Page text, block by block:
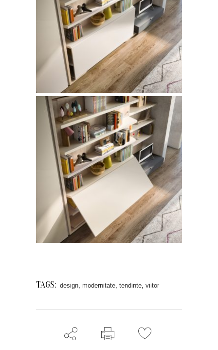
TAGS: design modernitate tendinte viitor